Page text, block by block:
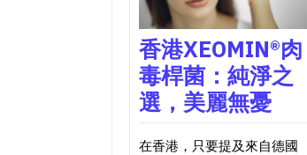
香港XEOMIN®肉
毒桿菌：純淨之
選，美麗無憂
在香港，只要提及來自德國